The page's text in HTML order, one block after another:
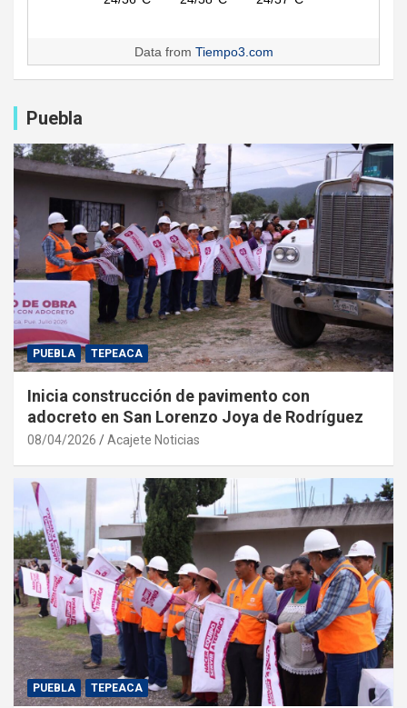
Data from Tiempo3.com
Puebla
PUEBLA TEPEACA
Inicia construcción de pavimento con
adocreto en San Lorenzo Joya de Rodríguez
08/04/2026 Acajete Noticias
PUEBLA TEPEACA